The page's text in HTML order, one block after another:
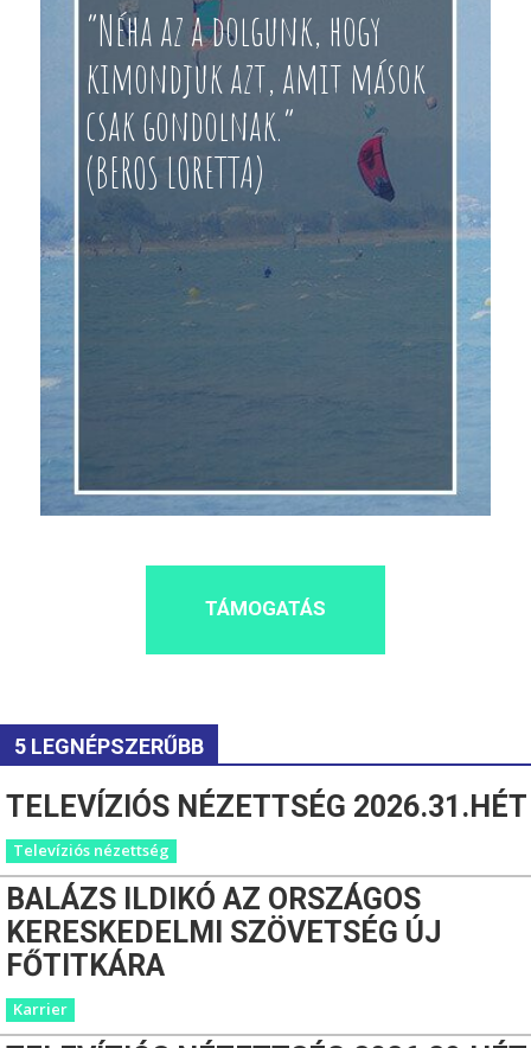
“Néha az a dolgunk, hogy
kimondjuk azt, amit mások
csak gondolnak.”
(BEROS LORETTA)
TÁMOGATÁS
5 LEGNÉPSZERŰBB
TELEVÍZIÓS NÉZETTSÉG 2026.31.HÉT
Televíziós nézettség
BALÁZS ILDIKÓ AZ ORSZÁGOS
KERESKEDELMI SZÖVETSÉG ÚJ
FŐTITKÁRA
Karrier